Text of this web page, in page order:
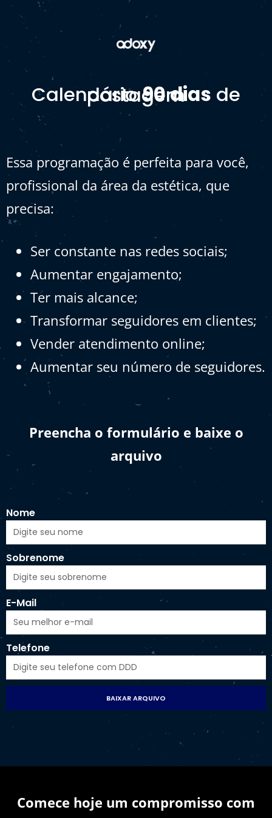
Calendário90 dias
de postagem
Essa programação é perfeita para você,
profissional da área da estética, que
precisa:
Ser constante nas redes sociais;
Aumentar engajamento;
Ter mais alcance;
Transformar seguidores em clientes;
Vender atendimento online;
Aumentar seu número de seguidores.
Preencha o formulário e baixe o
arquivo
Nome
Sobrenome
E-Mail
Telefone
BAIXAR ARQUIVO
Comece hoje um compromisso com